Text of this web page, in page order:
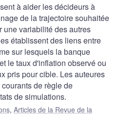
à aider les décideurs à
de la trajectoire souhaitée
une variabilité des autres
établissent des liens entre
sur lesquels la banque
le taux d'inflation observé ou
pris pour cible. Les auteures
de règle de
de simulations.
, Articles de la Revue de la